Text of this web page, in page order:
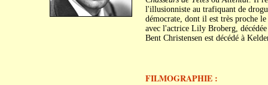
l'illusionniste au trafiquant de
démocrate, dont il est très proche
avec l'actrice Lily Broberg,
Bent Christensen est décédé à
FILMOGRAPHIE :